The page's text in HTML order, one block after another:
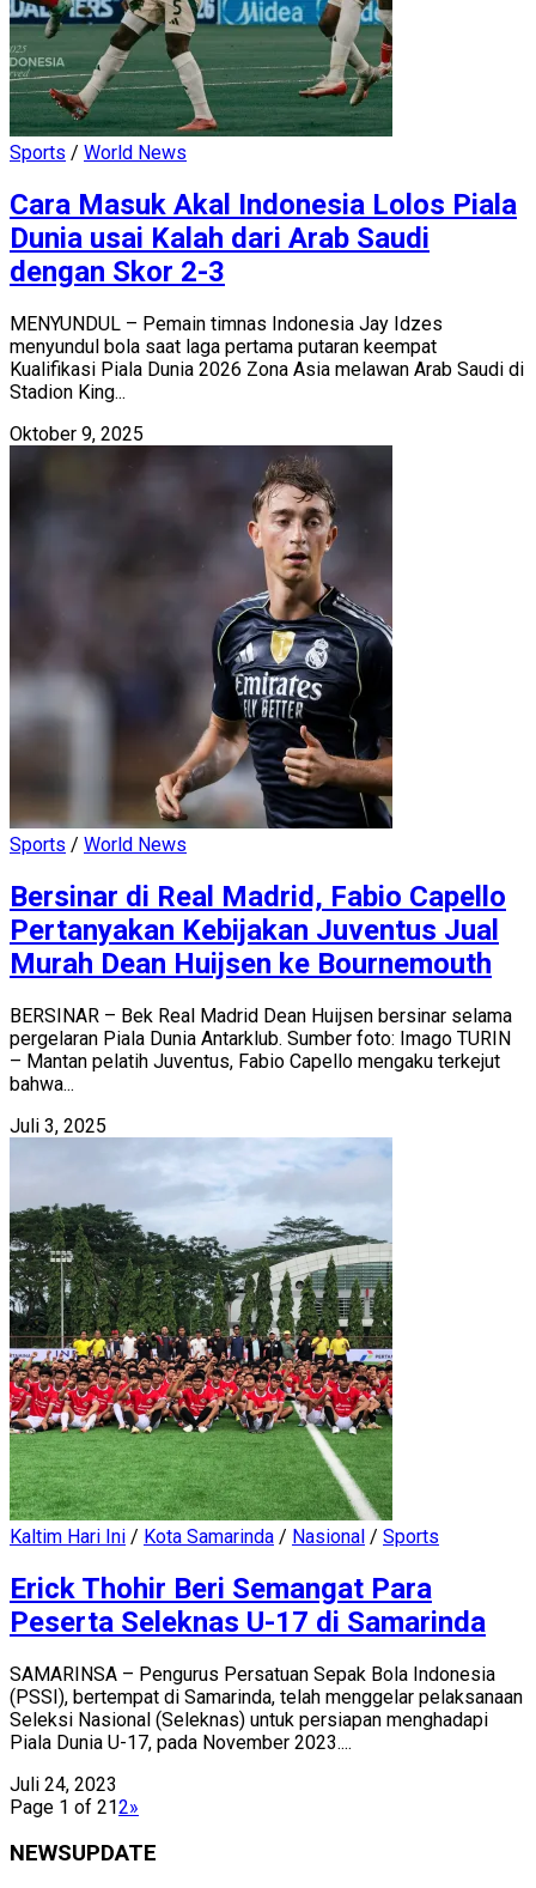
Sports / World News
Cara Masuk Akal Indonesia Lolos Piala
Dunia usai Kalah dari Arab Saudi
dengan Skor 2-3
MENYUNDUL – Pemain timnas Indonesia Jay Idzes
menyundul bola saat laga pertama putaran keempat
Kualifikasi Piala Dunia 2026 Zona Asia melawan Arab Saudi di
Stadion King...
Oktober 9, 2025
Sports / World News
Bersinar di Real Madrid, Fabio Capello
Pertanyakan Kebijakan Juventus Jual
Murah Dean Huijsen ke Bournemouth
BERSINAR – Bek Real Madrid Dean Huijsen bersinar selama
pergelaran Piala Dunia Antarklub. Sumber foto: Imago TURIN
– Mantan pelatih Juventus, Fabio Capello mengaku terkejut
bahwa...
Juli 3, 2025
Kaltim Hari Ini / Kota Samarinda / Nasional / Sports
Erick Thohir Beri Semangat Para
Peserta Seleknas U-17 di Samarinda
SAMARINSA – Pengurus Persatuan Sepak Bola Indonesia
(PSSI), bertempat di Samarinda, telah menggelar pelaksanaan
Seleksi Nasional (Seleknas) untuk persiapan menghadapi
Piala Dunia U-17, pada November 2023....
Juli 24, 2023
Page 1 of 212»
NEWSUPDATE